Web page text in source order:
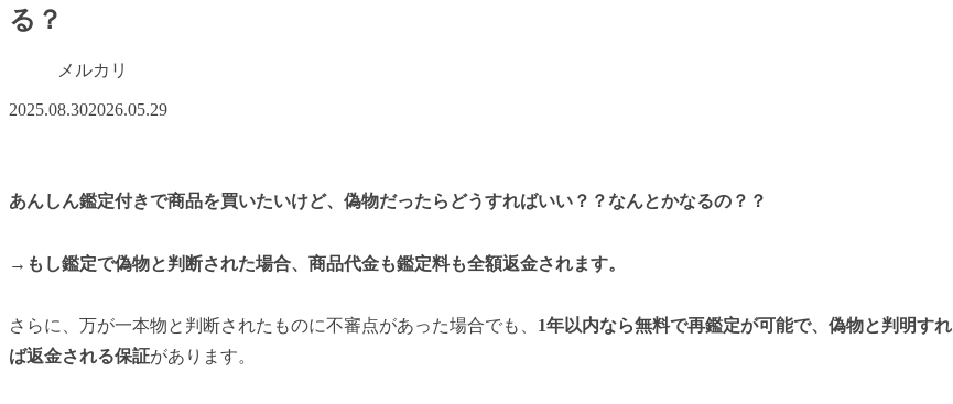
る？
メルカリ
2025.08.302026.05.29
あんしん鑑定付きで商品を買いたいけど、偽物だったらどうすればいい？？なんとかなるの？？
→もし鑑定で偽物と判断された場合、商品代金も鑑定料も全額返金されます。
さらに、万が一本物と判断されたものに不審点があった場合でも、 1年以内なら無料で再鑑定が可能で、偽物と判明すれ
ば返金される保証があります。